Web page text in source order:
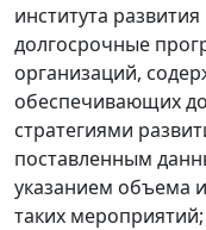
института
долгосрочные
организаций,
обеспечивающих
стратегиями
поставленным
указанием объема
таких мероприятий;